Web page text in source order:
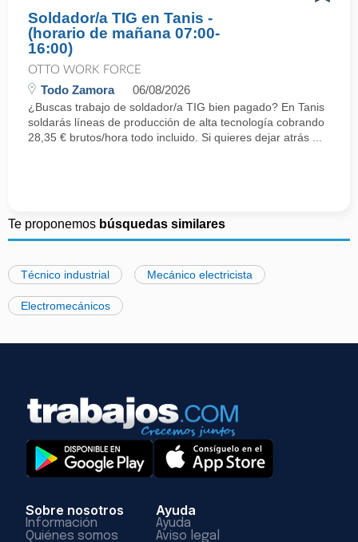
Soldador/a TIG en Tanis -
(horario de mañana 07:00-
16:00)
OTTO WORK FORCE
Todo Zamora 06/08/2026
¿Buscas trabajo de soldador/a TIG bien pagado? En Tanis
soldarás líneas de producción de alta tecnología cobrando
28,35 € brutos/hora todo incluido. Si quieres dejar atrás ...
Te proponemos búsquedas similares
Técnico industrial Mecánico electricista
Electromecánicos
Sobre nosotros
Información
Quiénes somos
Ayuda
Ayuda
Aviso legal